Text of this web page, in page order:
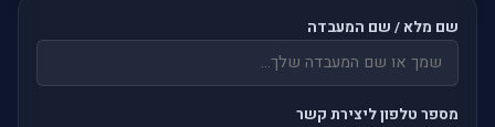
שם מלא / שם המעבדה
מספר טלפון ליצירת קשר